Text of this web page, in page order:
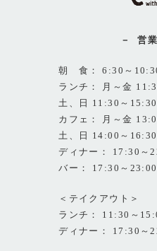
営
朝 食： 6:30～
ランチ： 月～金
土、日 11:30～
カフェ： 月～金
土、日 14:00～
ディナー： 17:30～
バー： 17:30～
＜テイクアウト＞
ランチ： 11:30～
ディナー： 17:30～